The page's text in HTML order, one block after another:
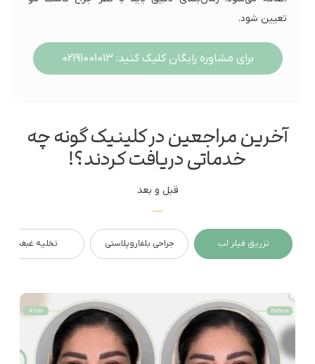
تعیین شود.
برای مشاوره رایگان کلیک کنید: 02191001013
آخرین مراجعین در کلینیک گونه چه
خدماتی دریافت کردند؟!
قبل و بعد
تزریق فیلر لب جراحی بلفاروپلاستی تخلیه غبغب